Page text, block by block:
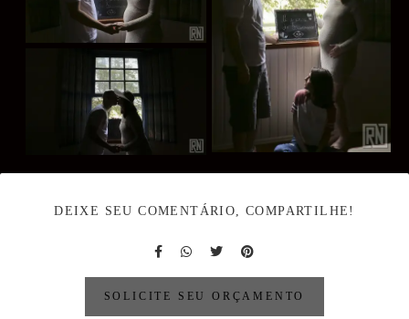
DEIXE SEU COMENTÁRIO, COMPARTILHE!
SOLICITE SEU ORÇAMENTO